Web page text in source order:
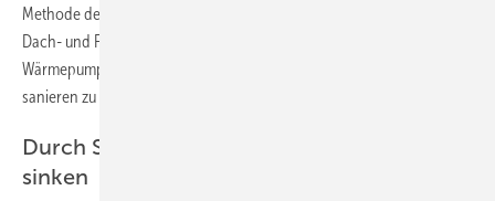
Methode der Gebäudesanierung werden, um mit vorgefertigten
Dach- und Fassadenelementen sowie vorgefertigter Haustechnik (z. B.
Wärmepumpenmodule) Gebäude schnell und hochwertig energetisch
sanieren zu können.
Durch Skalierungseffekte sollen die Kosten
sinken